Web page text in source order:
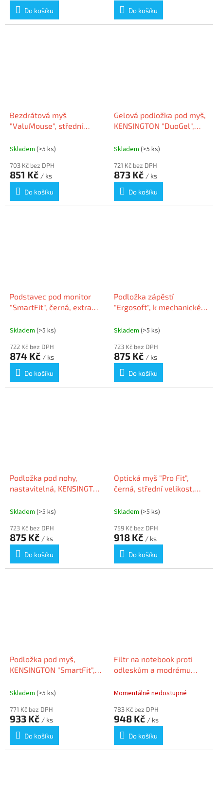
Do košíku
Do košíku
Bezdrátová myš
"ValuMouse", střední
Skladem (>5 ks)
703 Kč bez DPH
851 Kč / ks
Do košíku
Gelová podložka pod myš,
KENSINGTON "DuoGel",
Skladem (>5 ks)
721 Kč bez DPH
873 Kč / ks
Do košíku
Podstavec pod monitor
"SmartFit", černá, extra
K55726EU
Skladem (>5 ks)
722 Kč bez DPH
874 Kč / ks
Do košíku
Podložka zápěstí
"Ergosoft", k mechanické a
KENSINGTON
Skladem (>5 ks)
723 Kč bez DPH
875 Kč / ks
Do košíku
Podložka pod nohy,
nastavitelná, KENSINGTON
Skladem (>5 ks)
723 Kč bez DPH
875 Kč / ks
Do košíku
Optická myš "Pro Fit",
černá, střední velikost,
Skladem (>5 ks)
759 Kč bez DPH
918 Kč / ks
Do košíku
Podložka pod myš,
KENSINGTON "SmartFit",
Skladem (>5 ks)
771 Kč bez DPH
933 Kč / ks
Do košíku
Filtr na notebook proti
odleskům a modrému
mm, odnímatelný,
Momentálně nedostupné
783 Kč bez DPH
948 Kč / ks
Do košíku